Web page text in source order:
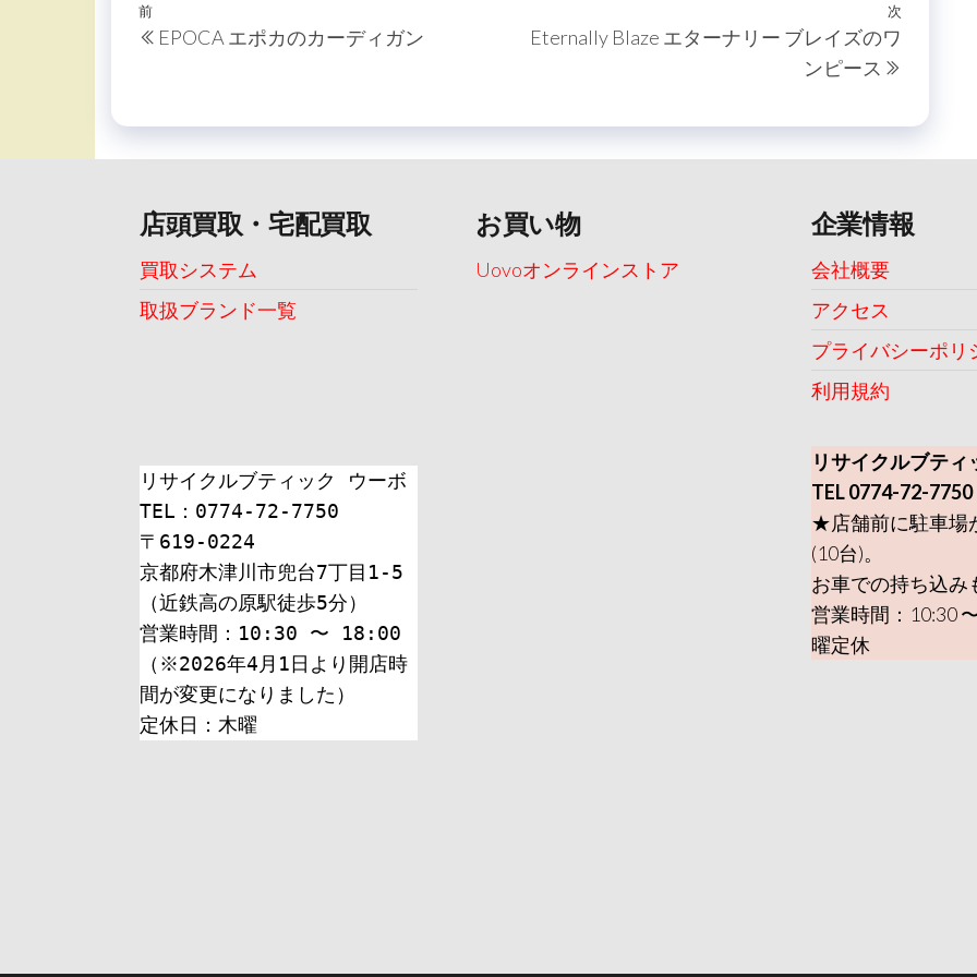
投
稿
ビ
ゲ
シ
ョ
ン
過
去
前
EPOCA エポカのカーディガン
次
次
Eternally Blaze エターナリー ブレイズのワ
ンピース
店頭買取・宅配買取
買取システム
取扱ブランド一覧
お買い物
Uovoオンラインストア
企業情報
会社概要
アクセス
プライバシーポリ
利用規約
リサイクルブティック ウーボ
TEL：0774-72-7750
〒619-0224
京都府木津川市兜台7丁目1-5
（近鉄高の原駅徒歩5分）
営業時間：10:30 〜 18:00
（※2026年4月1日より開店時
間が変更になりました）
定休日：木曜
リサイクルブティ
TEL 0774-72-7750
★店舗前に駐車場
(10台)。
お車での持ち込み
営業時間：10:30
曜定休